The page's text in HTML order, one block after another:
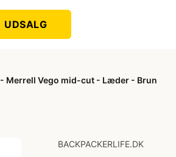
UDSALG
Merrell Vego mid-cut - Læder - Brun
BACKPACKERLIFE.DK